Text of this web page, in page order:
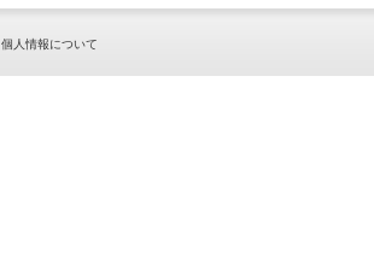
個人情報について